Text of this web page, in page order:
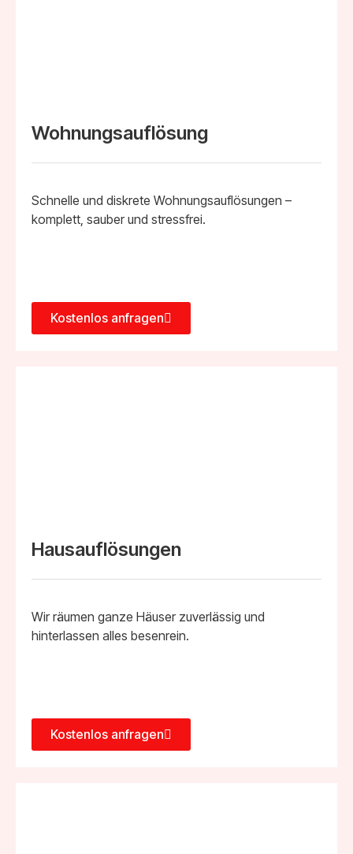
Wohnungsauflösung
Schnelle und diskrete Wohnungsauflösungen –
komplett, sauber und stressfrei.
Kostenlos anfragen
Hausauflösungen
Wir räumen ganze Häuser zuverlässig und
hinterlassen alles besenrein.
Kostenlos anfragen